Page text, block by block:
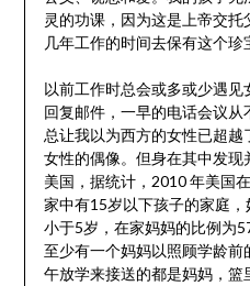
灵的功课，因为这是上帝交
几年工作的时间去保有这个珍
以前工作时总会或多或少遇
回复邮件，一早的电话会议从
总让我以为西方的女性已超
女性的偶像。但身在其中发
美国，据统计，2010 年美国
家中有15岁以下孩子的家庭
小于5岁，在家妈妈的比例为
至少有一个妈妈以照顾学龄
午放学来接送的都是妈妈，